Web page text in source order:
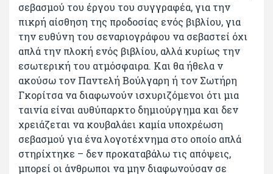
σεβασμού του έργου του συγγραφέα, για την
πικρή αίσθηση της προδοσίας ενός βιβλίου, για
την ευθύνη του σεναριογράφου να σεβαστεί όχι
απλά την πλοκή ενός βιβλίου, αλλά κυρίως την
εσωτερική του ατμόσφαιρα. Και θα ήθελα ν
ακούσω τον Παντελή Βούλγαρη ή τον Σωτήρη
Γκορίτσα να διαφωνούν ισχυριζόμενοι ότι μια
ταινία είναι αυθύπαρκτο δημιούργημα και δεν
χρειάζεται να κουβαλάει καμία υποχρέωση
σεβασμού για ένα λογοτέχνημα στο οποίο απλά
στηρίχτηκε – δεν προκαταβάλω τις απόψεις,
μπορεί οι άνθρωποι να μην διαφωνούσαν σε